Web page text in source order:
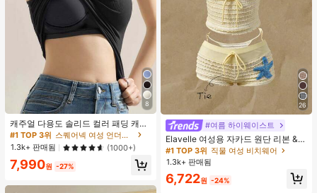
8
캐주얼 다용도 솔리드 컬러 패딩 캐미
솔
#1 TOP 3위
스퀘어넥 여성 언더셔츠 상의
1.3k+ 판매됨
(1000+)
7,990원 -27%
26
#여름 하이웨이스트
Elavelle 여성용 자카드 원단 리본 &
불가사리 장식 하이웨스트 수영복 하
의, 봄/여름
#1 TOP 3위 직물 여성 비치웨어
1.3k+ 판매됨
6,722원 -24%